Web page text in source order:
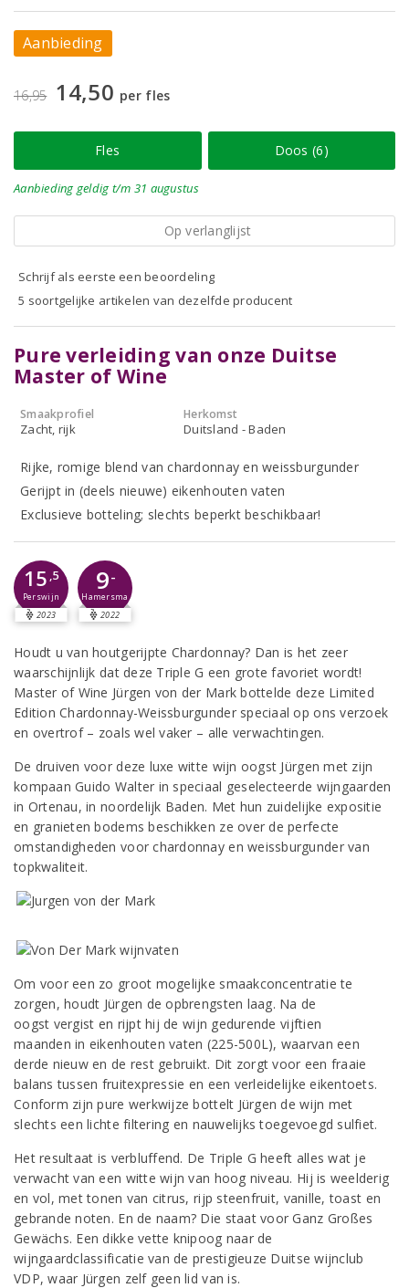
Aanbieding
16,95 14,50 per fles
Fles Doos (6)
Aanbieding geldig t/m 31 augustus
Op verlanglijst
Schrijf als eerste een beoordeling
5 soortgelijke artikelen van dezelfde producent
Pure verleiding van onze Duitse
Master of Wine
Smaakprofiel
Zacht, rijk
Herkomst
Duitsland - Baden
Rijke, romige blend van chardonnay en weissburgunder
Gerijpt in (deels nieuwe) eikenhouten vaten
Exclusieve botteling; slechts beperkt beschikbaar!
15 ,5
Perswijn
2023
9-
Hamersma
2022
Houdt u van houtgerijpte Chardonnay? Dan is het zeer
waarschijnlijk dat deze Triple G een grote favoriet wordt!
Master of Wine Jürgen von der Mark bottelde deze Limited
Edition Chardonnay-Weissburgunder speciaal op ons verzoek
en overtrof – zoals wel vaker – alle verwachtingen.
De druiven voor deze luxe witte wijn oogst Jürgen met zijn
kompaan Guido Walter in speciaal geselecteerde wijngaarden
in Ortenau, in noordelijk Baden. Met hun zuidelijke expositie
en granieten bodems beschikken ze over de perfecte
omstandigheden voor chardonnay en weissburgunder van
topkwaliteit.
Om voor een zo groot mogelijke smaakconcentratie te
zorgen, houdt Jürgen de opbrengsten laag. Na de
oogst vergist en rijpt hij de wijn gedurende vijftien
maanden in eikenhouten vaten (225-500L), waarvan een
derde nieuw en de rest gebruikt. Dit zorgt voor een fraaie
balans tussen fruitexpressie en een verleidelijke eikentoets.
Conform zijn pure werkwijze bottelt Jürgen de wijn met
slechts een lichte filtering en nauwelijks toegevoegd sulfiet.
Het resultaat is verbluffend. De Triple G heeft alles wat je
verwacht van een witte wijn van hoog niveau. Hij is weelderig
en vol, met tonen van citrus, rijp steenfruit, vanille, toast en
gebrande noten. En de naam? Die staat voor Ganz Großes
Gewächs. Een dikke vette knipoog naar de
wijngaardclassificatie van de prestigieuze Duitse wijnclub
VDP, waar Jürgen zelf geen lid van is.